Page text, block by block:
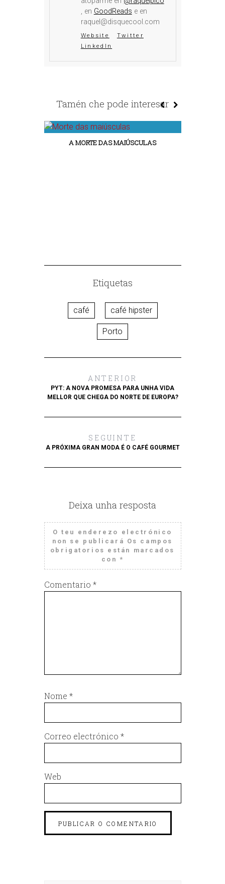
, en GoodReads e en
raquel@disquecool.com
Website
Twitter
LinkedIn
Tamén che pode interesar
A MORTE DAS MAIÚSCULAS
Etiquetas
café café hipster
Porto
ANTERIOR
PYT: A NOVA PROMESA PARA UNHA VIDA
MELLOR QUE CHEGA DO NORTE DE EUROPA?
SEGUINTE
A PRÓXIMA GRAN MODA É O CAFÉ GOURMET
Deixa unha resposta
O teu enderezo electrónico
non se publicará Os campos
obrigatorios están marcados
con *
Comentario *
Nome *
Correo electrónico *
Web